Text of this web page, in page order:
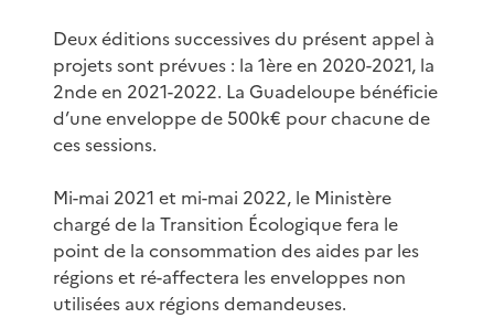
Deux éditions successives du présent appel à
projets sont prévues : la 1ère en 2020-2021, la
2nde en 2021-2022. La Guadeloupe bénéficie
d’une enveloppe de 500k€ pour chacune de
ces sessions.
Mi-mai 2021 et mi-mai 2022, le Ministère
chargé de la Transition Écologique fera le
point de la consommation des aides par les
régions et ré-affectera les enveloppes non
utilisées aux régions demandeuses.